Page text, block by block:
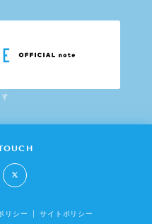
す
リシー サイトポリシー